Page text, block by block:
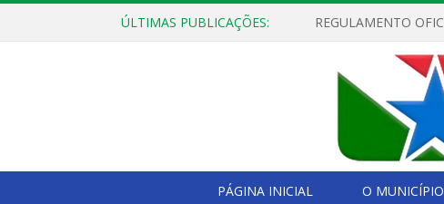
ÚLTIMAS PUBLICAÇÕES:
PÁGINA INICIAL O MUNICÍPIO